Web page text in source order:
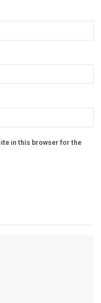
in this browser for the